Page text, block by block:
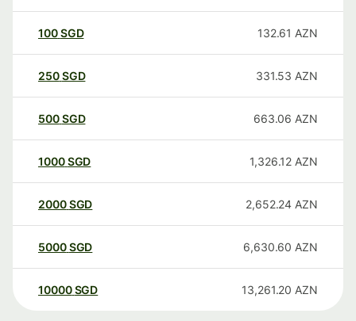
100SGD 132.61 AZN
250SGD 331.53 AZN
500SGD 663.06 AZN
1000SGD 1,326.12 AZN
2000SGD 2,652.24 AZN
5000SGD 6,630.60 AZN
10000 SGD 13,261.20 AZN